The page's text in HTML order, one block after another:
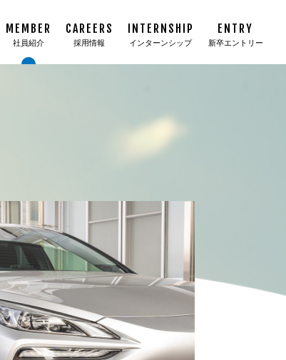
MEMBER
社員紹介
CAREERS
採用情報
INTERNSHIP
インターンシップ
ENTRY
新卒エントリー